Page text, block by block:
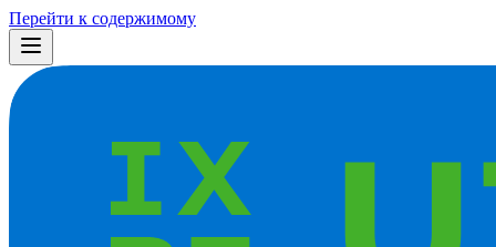
Перейти к содержимому